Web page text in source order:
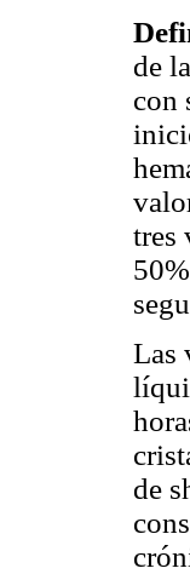
de
con
tres
Las
de